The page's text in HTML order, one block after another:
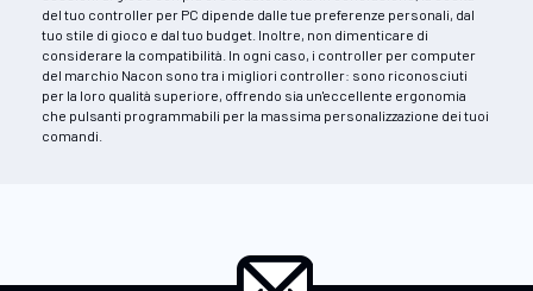
del tuo controller per PC dipende dalle tue preferenze personali, dal
tuo stile di gioco e dal tuo budget. Inoltre, non dimenticare di
considerare la compatibilità. In ogni caso, i controller per computer
del marchio Nacon sono tra i migliori controller: sono riconosciuti
per la loro qualità superiore, offrendo sia un'eccellente ergonomia
che pulsanti programmabili per la massima personalizzazione dei tuoi
comandi.